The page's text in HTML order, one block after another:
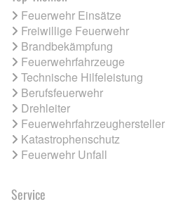
Feuerwehr Einsätze
Freiwillige Feuerwehr
Brandbekämpfung
Feuerwehrfahrzeuge
Technische Hilfeleistung
Berufsfeuerwehr
Drehleiter
Feuerwehrfahrzeughersteller
Katastrophenschutz
Feuerwehr Unfall
Service